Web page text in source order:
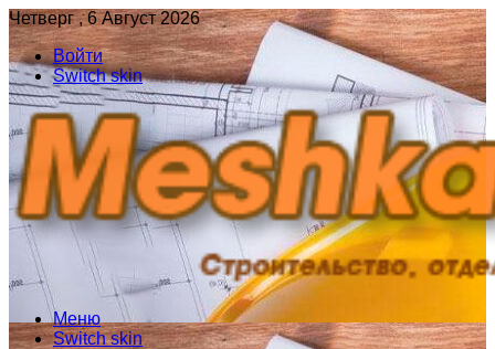
Четверг , 6 Август 2026
Войти
Switch skin
Меню
Switch skin